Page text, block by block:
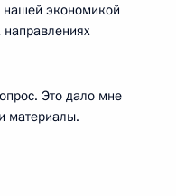
нашей экономикой
Это дало мне
материалы.